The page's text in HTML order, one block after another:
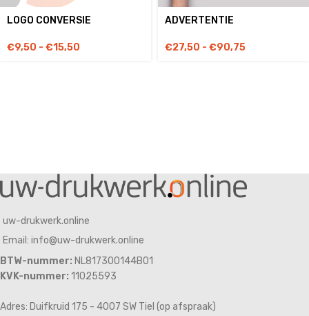
LOGO CONVERSIE
€9,50 - €15,50
ADVERTENTIE
€27,50 - €90,75
uw-drukwerk.online
Email: info@uw-drukwerk.online
BTW-nummer: NL817300144B01
KVK-nummer: 11025593
Adres: Duifkruid 175 - 4007 SW Tiel (op afspraak)